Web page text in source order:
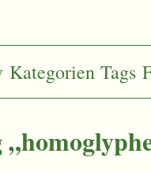
Kategorien Tags